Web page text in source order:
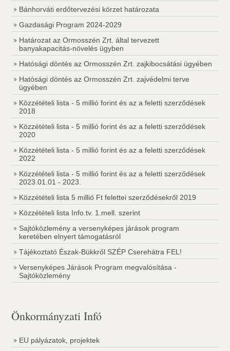
Bánhorváti erdőtervezési körzet határozata
Gazdasági Program 2024-2029
Határozat az Ormosszén Zrt. által tervezett
banyakapacitás-növelés ügyben
Hatósági döntés az Ormosszén Zrt. zajkibocsátási ügyében
Hatósági döntés az Ormosszén Zrt. zajvédelmi terve
ügyében
Közzétételi lista - 5 millió forint és az a feletti szerződések
2018
Közzétételi lista - 5 millió forint és az a feletti szerződések
2020
Közzétételi lista - 5 millió forint és az a feletti szerződések
2022
Közzétételi lista - 5 millió forint és az a feletti szerződések
2023.01.01 - 2023.
Közzétételi lista 5 millió Ft felettei szerződésekről 2019
Közzétételi lista Info.tv. 1.mell. szerint
Sajtóközlemény a versenyképes járások program
keretében elnyert támogatásról
Tájékoztató Észak-Bükkről SZÉP Cserehátra FEL!
Versenyképes Járások Program megvalósítása -
Sajtóközlemény
Önkormányzati Infó
EU pályázatok, projektek